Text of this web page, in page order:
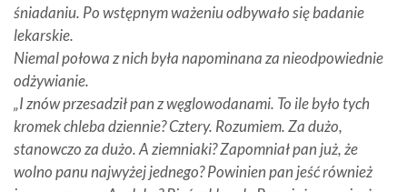
śniadaniu. Po wstępnym ważeniu odbywało się badanie
lekarskie.
Niemal połowa z nich była napominana za nieodpowiednie
odżywianie.
„I znów przesadził pan z węglowodanami. To ile było tych
kromek chleba dziennie? Cztery. Rozumiem. Za dużo,
stanowczo za dużo. A ziemniaki? Zapomniał pan już, że
wolno panu najwyżej jednego? Powinien pan jeść również